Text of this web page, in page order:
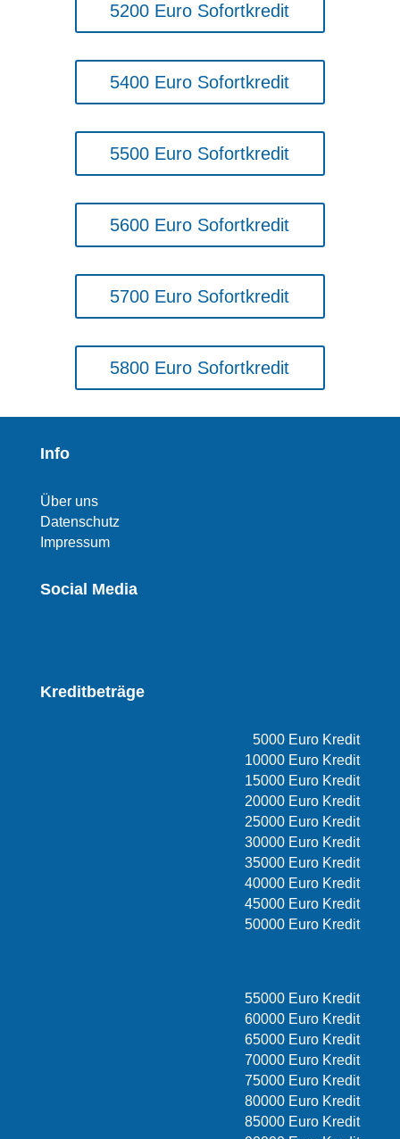
5200 Euro Sofortkredit
5400 Euro Sofortkredit
5500 Euro Sofortkredit
5600 Euro Sofortkredit
5700 Euro Sofortkredit
5800 Euro Sofortkredit
Info
Über uns
Datenschutz
Impressum
Social Media
Kreditbeträge
5000 Euro Kredit
10000 Euro Kredit
15000 Euro Kredit
20000 Euro Kredit
25000 Euro Kredit
30000 Euro Kredit
35000 Euro Kredit
40000 Euro Kredit
45000 Euro Kredit
50000 Euro Kredit
55000 Euro Kredit
60000 Euro Kredit
65000 Euro Kredit
70000 Euro Kredit
75000 Euro Kredit
80000 Euro Kredit
85000 Euro Kredit